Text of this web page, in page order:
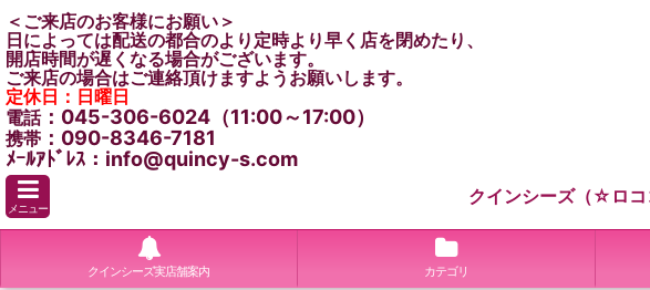
＜ご来店のお客様にお願い＞
日によっては配送の都合のより定時より早く店を閉めたり、
開店時間が遅くなる場合がございます。
ご来店の場合はご連絡頂けますようお願いします。
定休日：日曜日
電話：045-306-6024（11:00～17:00）
携帯 ：090-8346-7181
ﾒｰﾙｱﾄﾞﾚｽ：info@quincy-s.com
メニュー
クインシーズ（☆ロ
クインシーズ実店舗案内 カテゴリ